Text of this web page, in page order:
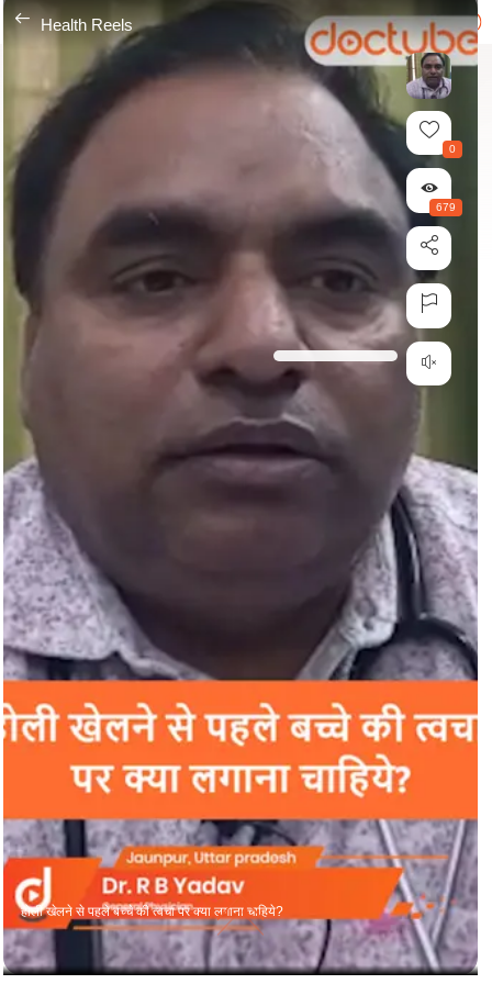
---
Health Reels
होली खेलने से पहले बच्चे की त्वचा पर क्या लगाना चाहिये?
0
679